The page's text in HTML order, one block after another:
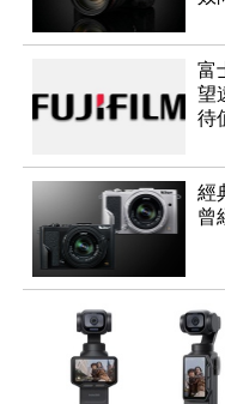
富
望
待
經
曾